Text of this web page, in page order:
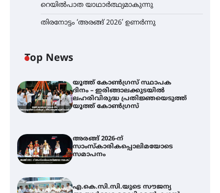
റെയിൽപാത യാഥാർത്ഥ്യമാകുന്നു
തിരനോട്ടം ‘അരങ്ങ് 2026’ ഉണർന്നു
Top News
യൂത്ത് കോൺഗ്രസ്‌ സ്ഥാപക
ദിനം – ഇരിങ്ങാലക്കുടയിൽ
ലഹരിവിരുദ്ധ പ്രതിജ്ഞയെടുത്ത്
യൂത്ത് കോൺഗ്രസ്
അരങ്ങ് 2026-ന്
സാംസ്കാരികപ്പൊലിമയോടെ
സമാപനം
എ.കെ.സി.സി.യുടെ സൗജന്യ